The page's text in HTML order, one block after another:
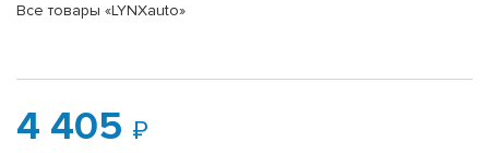
Все товары «LYNXauto»
4 405